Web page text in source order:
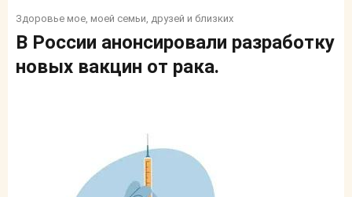
Здоровье мое, моей семьи, друзей и близких
В России анонсировали разработку
новых вакцин от рака.